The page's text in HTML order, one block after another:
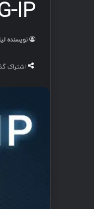
IP
نویسنده
اشتراک